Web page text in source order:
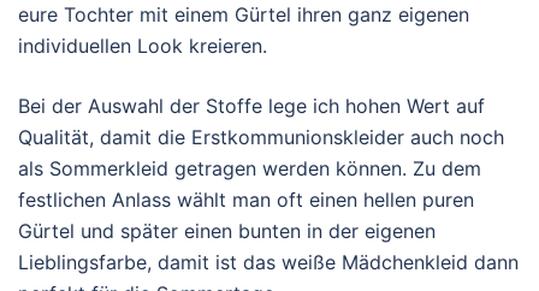
eure Tochter mit einem Gürtel ihren ganz eigenen
individuellen Look kreieren.
Bei der Auswahl der Stoffe lege ich hohen Wert auf
Qualität, damit die Erstkommunionskleider auch noch
als Sommerkleid getragen werden können. Zu dem
festlichen Anlass wählt man oft einen hellen puren
Gürtel und später einen bunten in der eigenen
Lieblingsfarbe, damit ist das weiße Mädchenkleid dann